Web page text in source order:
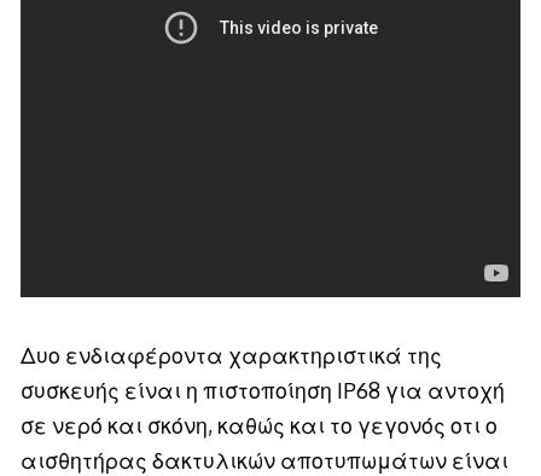
Δυο ενδιαφέροντα χαρακτηριστικά της
συσκευής είναι η πιστοποίηση IP68 για αντοχή
σε νερό και σκόνη, καθώς και το γεγονός οτι ο
αισθητήρας δακτυλικών αποτυπωμάτων είναι